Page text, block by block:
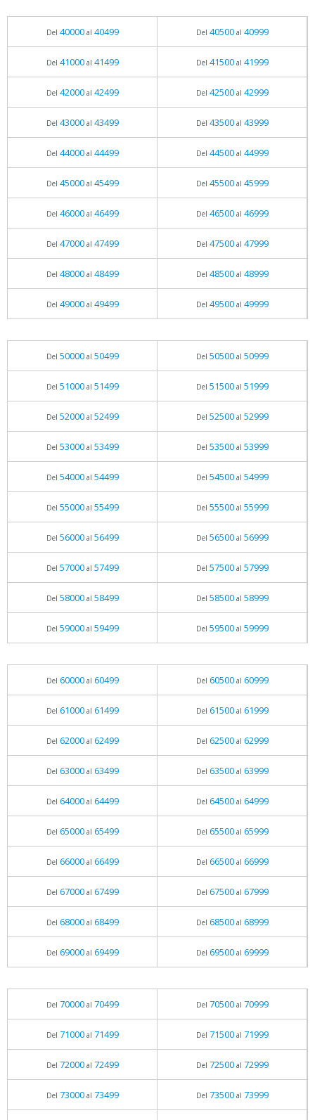
Del 40000al 40499 Del 40500al 40999
Del 41000al 41499 Del 41500al 41999
Del 42000al 42499 Del 42500al 42999
Del 43000al 43499 Del 43500al 43999
Del 44000al 44499 Del 44500al 44999
Del 45000al 45499 Del 45500al 45999
Del 46000al 46499 Del 46500al 46999
Del 47000al 47499 Del 47500al 47999
Del 48000al 48499 Del 48500al 48999
Del 49000al 49499 Del 49500al 49999
Del 50000al 50499 Del 50500al 50999
Del 51000al 51499 Del 51500al 51999
Del 52000al 52499 Del 52500al 52999
Del 53000al 53499 Del 53500al 53999
Del 54000al 54499 Del 54500al 54999
Del 55000al 55499 Del 55500al 55999
Del 56000al 56499 Del 56500al 56999
Del 57000al 57499 Del 57500al 57999
Del 58000al 58499 Del 58500al 58999
Del 59000al 59499 Del 59500al 59999
Del 60000al 60499 Del 60500al 60999
Del 61000al 61499 Del 61500al 61999
Del 62000al 62499 Del 62500al 62999
Del 63000al 63499 Del 63500al 63999
Del 64000al 64499 Del 64500al 64999
Del 65000al 65499 Del 65500al 65999
Del 66000al 66499 Del 66500al 66999
Del 67000al 67499 Del 67500al 67999
Del 68000al 68499 Del 68500al 68999
Del 69000al 69499 Del 69500al 69999
Del 70000al 70499 Del 70500al 70999
Del 71000al 71499 Del 71500al 71999
Del 72000al 72499 Del 72500al 72999
Del 73000al 73499 Del 73500al 73999